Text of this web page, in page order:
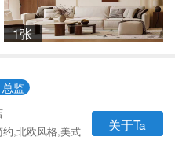
1张
监
,北欧风格,美式
关于Ta